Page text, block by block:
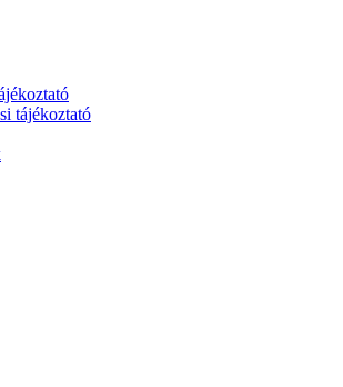
tájékoztató